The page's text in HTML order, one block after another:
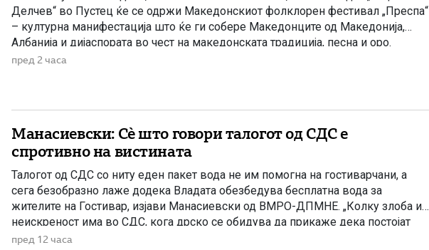
Делчев“ во Пустец ќе се одржи Македонскиот фолклорен фестивал „Преспа“
– културна манифестација што ќе ги собере Македонците од Македонија,
Албанија и дијаспората во чест на македонската традиција, песна и оро.
Фестивалот ќе биде можност за промоција на богатото македонско културно
пред 2 часа
Манасиевски: Сè што говори талогот од СДС е
спротивно на вистината
Талогот од СДС со ниту еден пакет вода не им помогна на гостиварчани, а
сега безобразно лаже додека Владата обезбедува бесплатна вода за
жителите на Гостивар, изјави Манасиевски од ВМРО-ДПМНЕ. „Колку злоба и
неискреност има во СДС, кога дрско се обидува да прикаже дека постојат
некакви бизнис-интереси со водата што Владата бесплатно им ја дели […]
пред 12 часа